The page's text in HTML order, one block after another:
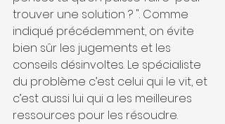
trouver une solution ? ". Comme
indiqué précédemment, on évite
bien sûr les jugements et les
conseils désinvoltes. Le spécialiste
du problème c’est celui qui le vit, et
c’est aussi lui qui a les meilleures
ressources pour les résoudre.